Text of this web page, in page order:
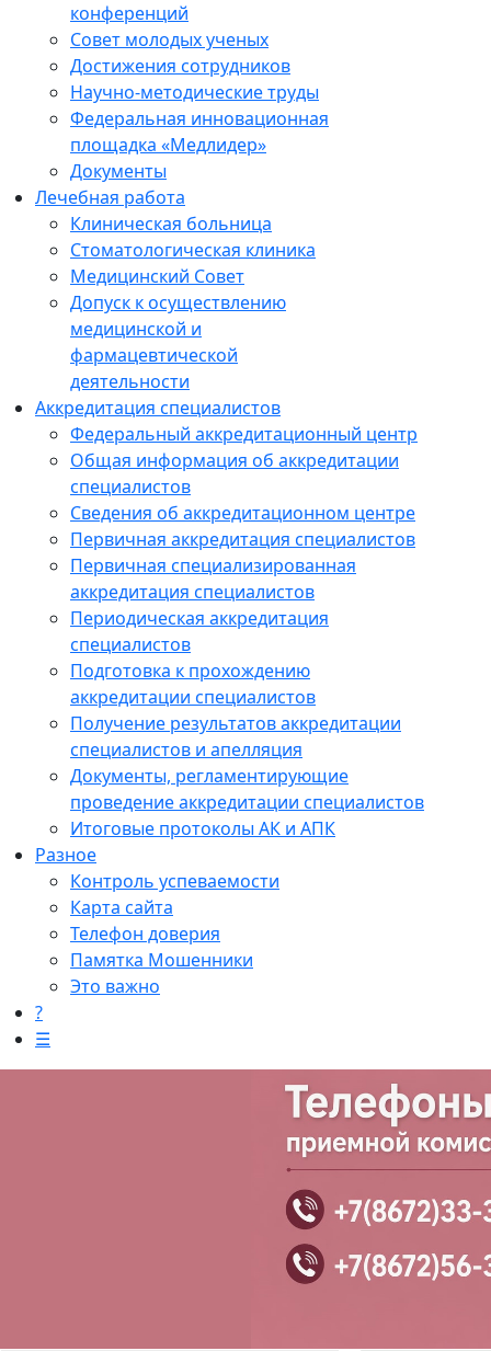
конференций
Совет молодых ученых
Достижения сотрудников
Научно-методические труды
Федеральная инновационная
площадка «Медлидер»
Документы
Лечебная работа
Клиническая больница
Стоматологическая клиника
Медицинский Совет
Допуск к осуществлению
медицинской и
фармацевтической
деятельности
Аккредитация специалистов
Федеральный аккредитационный центр
Общая информация об аккредитации
специалистов
Сведения об аккредитационном центре
Первичная аккредитация специалистов
Первичная специализированная
аккредитация специалистов
Периодическая аккредитация
специалистов
Подготовка к прохождению
аккредитации специалистов
Получение результатов аккредитации
специалистов и апелляция
Документы, регламентирующие
проведение аккредитации специалистов
Итоговые протоколы АК и АПК
Разное
Контроль успеваемости
Карта сайта
Телефон доверия
Памятка Мошенники
Это важно
?
☰